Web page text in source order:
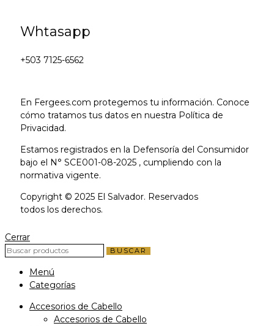
Whtasapp
+503 7125-6562
En Fergees.com protegemos tu información. Conoce
cómo tratamos tus datos en nuestra Política de
Privacidad.
Estamos registrados en la Defensoría del Consumidor
bajo el N° SCE001-08-2025 , cumpliendo con la
normativa vigente.
Copyright © 2025 El Salvador. Reservados
todos los derechos.
Cerrar
BUSCAR
Menú
Categorías
Accesorios de Cabello
Accesorios de Cabello